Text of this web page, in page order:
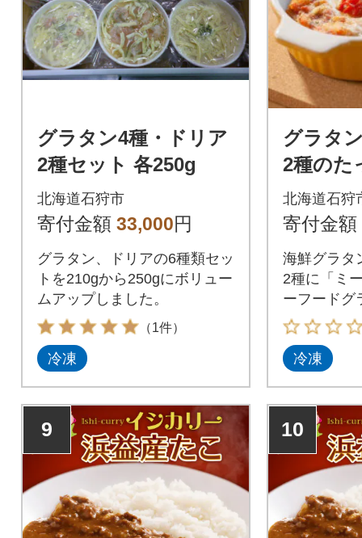
グラタン4種・ドリア
2種セット 各250g
北海道石狩市
寄付金額 33,000円
グラタン、ドリアの6種類セッ
トを210gから250gにボリュー
ムアップしました。
（1件）
冷凍
グラタ
2種のた
類セッ
北海道石狩
寄付金額
海鮮グラタ
2種に「ミ
ーフードグ
豪華8種セ
冷凍
9 10